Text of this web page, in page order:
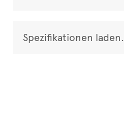
Spezifikationen laden.